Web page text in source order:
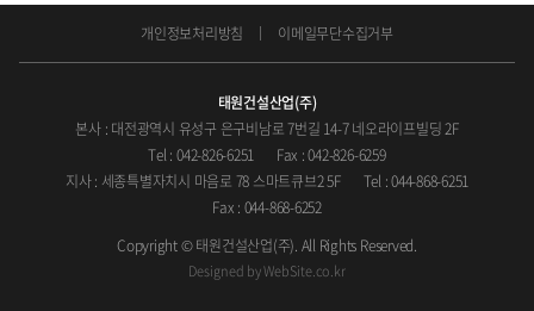
개인정보처리방침 이메일무단수집거부
태원건설산업(주)
본사 : 대전광역시 유성구 은구비남로 7번길 14-7 네오라이프빌딩 2F
Tel : 042-826-6251
Fax : 042-826-6259
지사 : 세종특별자치시 마음로 78 스마트큐브2 5F
Tel : 044-868-6251
Fax : 044-868-6252
Copyright © 태원건설산업(주). All Rights Reserved.
Designed byWebSite.co.kr